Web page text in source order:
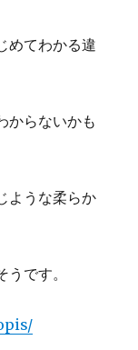
めてわかる違
からないかも
ような柔らか
です。